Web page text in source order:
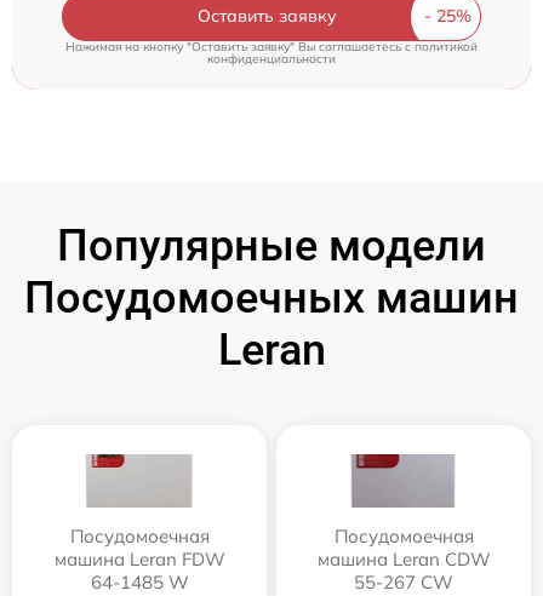
Оставить заявку
Нажимая на кнопку "Оставить заявку" Вы соглашаетесь c политикой
конфиденциальности
Популярные модели
Посудомоечных машин
Leran
Посудомоечная
машина Leran FDW
64-1485 W
Посудомоечная
машина Leran CDW
55-267 CW